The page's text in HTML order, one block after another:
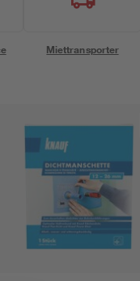
Miettransporter